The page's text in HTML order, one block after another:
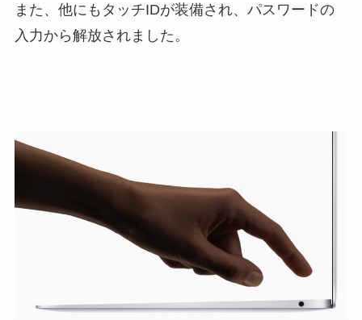
また、他にもタッチIDが装備され、パスワードの
入力から解放されました。